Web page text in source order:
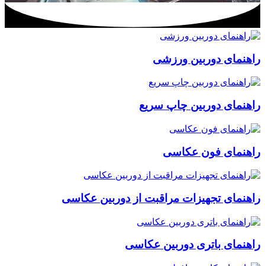
راهنمای دوربین‌ ورزشی
راهنمای دوربین چاپ سریع
راهنمای فون عکاسی
راهنمای تجهیزات مراقبت از دوربین عکاسی
راهنمای باتری دوربین عکاسی